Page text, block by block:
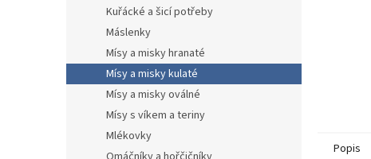
Kuřácké a šicí potřeby
Máslenky
Mísy a misky hranaté
Mísy a misky kulaté
Mísy a misky oválné
Mísy s víkem a teriny
Mlékovky
Popis